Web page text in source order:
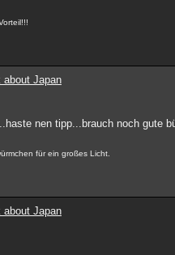
about Japan
nen tipp...brauch noch gute
für ein großes Licht.
about Japan